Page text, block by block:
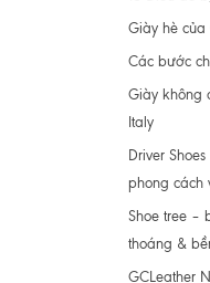
Giày hè của
Các bước
Giày không
Italy
Driver
phong cách
Shoe tree –
thoáng &
GCLeather